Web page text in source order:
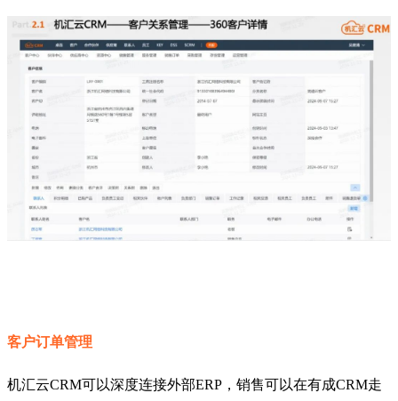
客户订单管理
机汇云CRM可以深度连接外部ERP，销售可以在有成CRM走